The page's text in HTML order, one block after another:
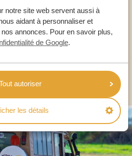
notre site web servent aussi à
aidant à personnaliser et
nos annonces. Pour en savoir plus,
de Google.
autoriser
les détails
SONT LÀ POUR VOUS
+33 2 57 88 00 88